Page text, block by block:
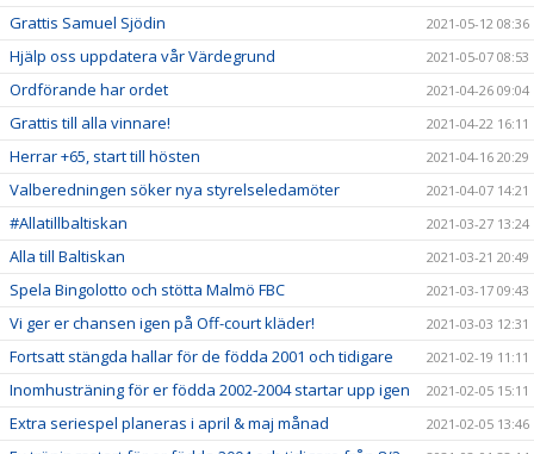
Grattis Samuel Sjödin 2021-05-12 08:36
Hjälp oss uppdatera vår Värdegrund 2021-05-07 08:53
Ordförande har ordet 2021-04-26 09:04
Grattis till alla vinnare! 2021-04-22 16:11
Herrar +65, start till hösten 2021-04-16 20:29
Valberedningen söker nya styrelseledamöter 2021-04-07 14:21
#Allatillbaltiskan 2021-03-27 13:24
Alla till Baltiskan 2021-03-21 20:49
Spela Bingolotto och stötta Malmö FBC 2021-03-17 09:43
Vi ger er chansen igen på Off-court kläder! 2021-03-03 12:31
Fortsatt stängda hallar för de födda 2001 och tidigare 2021-02-19 11:11
Inomhusträning för er födda 2002-2004 startar upp igen 2021-02-05 15:11
Extra seriespel planeras i april & maj månad 2021-02-05 13:46